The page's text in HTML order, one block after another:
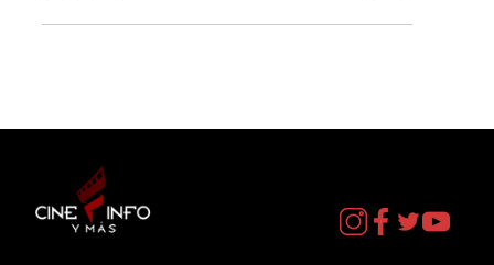
DE HIELO: LAS AVENTURAS DE BUCK, una nueva...